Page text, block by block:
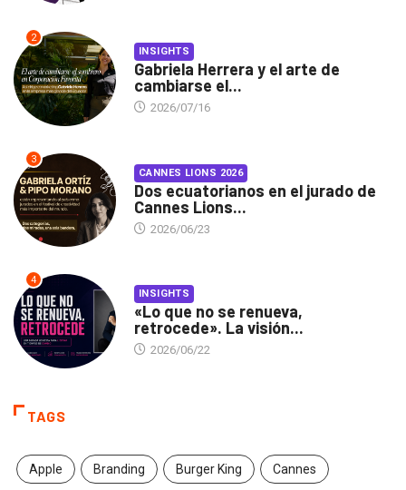
2
INSIGHTS
Gabriela Herrera y el arte de
cambiarse el...
2026/07/16
3
CANNES LIONS 2026
Dos ecuatorianos en el jurado de
Cannes Lions...
2026/06/23
4
INSIGHTS
«Lo que no se renueva,
retrocede». La visión...
2026/06/22
TAGS
Apple Branding Burger King Cannes